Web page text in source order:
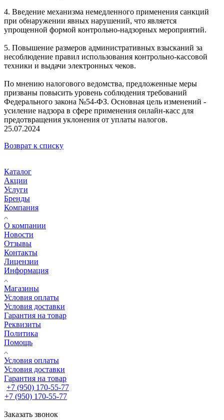
4. Введение механизма немедленного применения санкций
при обнаружении явных нарушений, что является
упрощенной формой контрольно-надзорных мероприятий.
5. Повышение размеров административных взысканий за
несоблюдение правил использования контрольно-кассовой
техники и выдачи электронных чеков.
По мнению налогового ведомства, предложенные меры
призваны повысить уровень соблюдения требований
Федерального закона №54-ФЗ. Основная цель изменений -
усиление надзора в сфере применения онлайн-касс для
предотвращения уклонения от уплаты налогов.
25.07.2024
Возврат к списку
Каталог
Акции
Услуги
Бренды
Компания
О компании
Новости
Отзывы
Контакты
Лицензии
Информация
Магазины
Условия оплаты
Условия доставки
Гарантия на товар
Реквизиты
Политика
Помощь
Условия оплаты
Условия доставки
Гарантия на товар
+7 (950) 170-55-77
+7 (950) 170-55-77
Заказать звонок